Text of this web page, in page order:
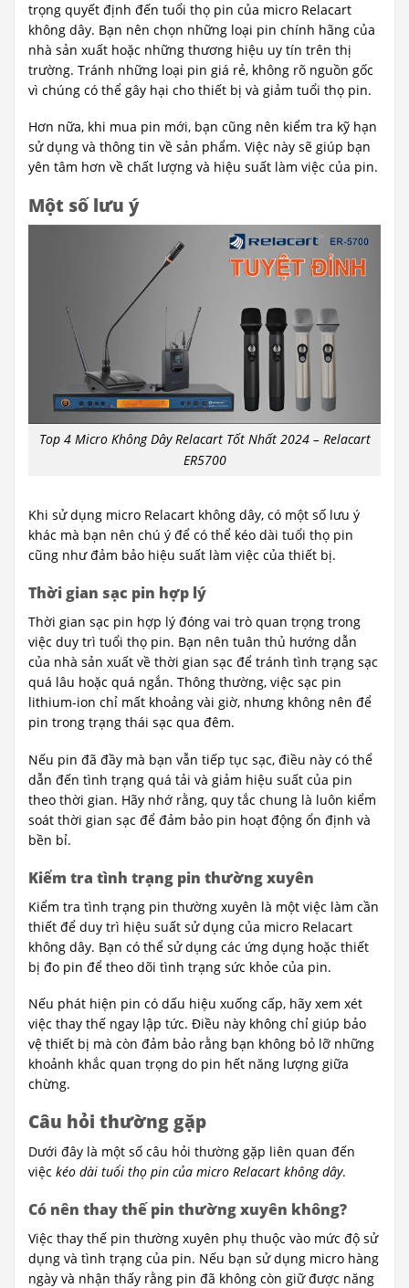
trọng quyết định đến tuổi thọ pin của micro Relacart
không dây. Bạn nên chọn những loại pin chính hãng của
nhà sản xuất hoặc những thương hiệu uy tín trên thị
trường. Tránh những loại pin giá rẻ, không rõ nguồn gốc
vì chúng có thể gây hại cho thiết bị và giảm tuổi thọ pin.
Hơn nữa, khi mua pin mới, bạn cũng nên kiểm tra kỹ hạn
sử dụng và thông tin về sản phẩm. Việc này sẽ giúp bạn
yên tâm hơn về chất lượng và hiệu suất làm việc của pin.
Một số lưu ý
Top 4 Micro Không Dây Relacart Tốt Nhất 2024 – Relacart
ER5700
Khi sử dụng micro Relacart không dây, có một số lưu ý
khác mà bạn nên chú ý để có thể kéo dài tuổi thọ pin
cũng như đảm bảo hiệu suất làm việc của thiết bị.
Thời gian sạc pin hợp lý
Thời gian sạc pin hợp lý đóng vai trò quan trọng trong
việc duy trì tuổi thọ pin. Bạn nên tuân thủ hướng dẫn
của nhà sản xuất về thời gian sạc để tránh tình trạng sạc
quá lâu hoặc quá ngắn. Thông thường, việc sạc pin
lithium-ion chỉ mất khoảng vài giờ, nhưng không nên để
pin trong trạng thái sạc qua đêm.
Nếu pin đã đầy mà bạn vẫn tiếp tục sạc, điều này có thể
dẫn đến tình trạng quá tải và giảm hiệu suất của pin
theo thời gian. Hãy nhớ rằng, quy tắc chung là luôn kiểm
soát thời gian sạc để đảm bảo pin hoạt động ổn định và
bền bỉ.
Kiểm tra tình trạng pin thường xuyên
Kiểm tra tình trạng pin thường xuyên là một việc làm cần
thiết để duy trì hiệu suất sử dụng của micro Relacart
không dây. Bạn có thể sử dụng các ứng dụng hoặc thiết
bị đo pin để theo dõi tình trạng sức khỏe của pin.
Nếu phát hiện pin có dấu hiệu xuống cấp, hãy xem xét
việc thay thế ngay lập tức. Điều này không chỉ giúp bảo
vệ thiết bị mà còn đảm bảo rằng bạn không bỏ lỡ những
khoảnh khắc quan trọng do pin hết năng lượng giữa
chừng.
Câu hỏi thường gặp
Dưới đây là một số câu hỏi thường gặp liên quan đến
việc kéo dài tuổi thọ pin của micro Relacart không dây.
Có nên thay thế pin thường xuyên không?
Việc thay thế pin thường xuyên phụ thuộc vào mức độ sử
dụng và tình trạng của pin. Nếu bạn sử dụng micro hàng
ngày và nhận thấy rằng pin đã không còn giữ được năng